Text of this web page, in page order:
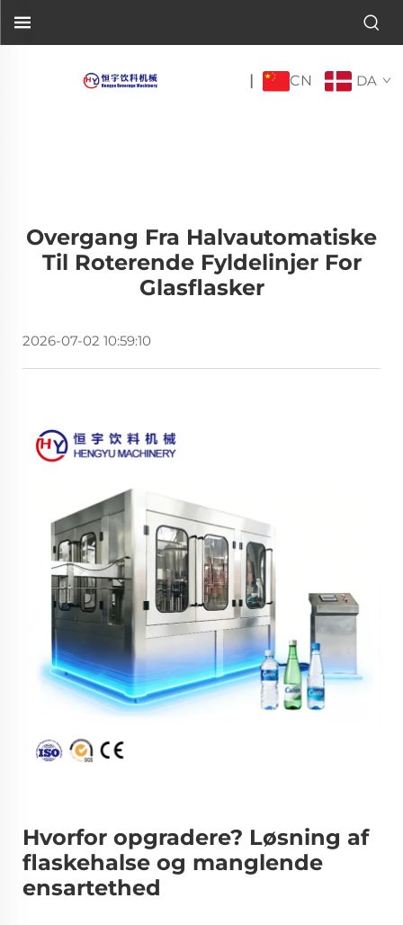
| CN DA
Overgang Fra Halvautomatiske
Til Roterende Fyldelinjer For
Glasflasker
2026-07-02 10:59:10
Hvorfor opgradere? Løsning af
flaskehalse og manglende
ensartethed